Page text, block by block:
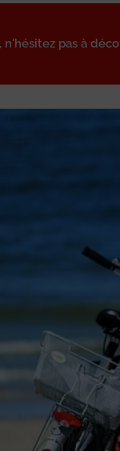
n'hésitez pas à